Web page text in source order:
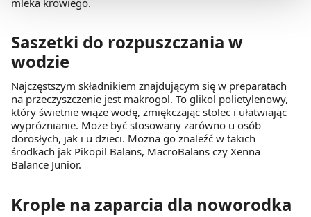
będzie oznaczało, że nie wyrażasz zgody na
pozyskiwanie od Ciebie danych, które nie są niezbędne
z brakiem dostępu do wszystkich funkcjonalności
Strony.
Saszetki do rozpuszczania w
wodzie
Najczęstszym składnikiem znajdującym się w preparatach
na przeczyszczenie jest makrogol. To glikol polietylenowy,
który świetnie wiąże wodę, zmiękczając stolec i ułatwiając
wypróżnianie. Może być stosowany zarówno u osób
dorosłych, jak i u dzieci. Można go znaleźć w takich
środkach jak Pikopil Balans, MacroBalans czy Xenna
Balance Junior.
Krople na zaparcia dla noworodka